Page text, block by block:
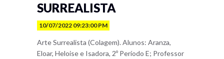
SURREALISTA
10/07/2022 09:23:00 PM
Arte Surrealista (Colagem). Alunos: Aranza,
Eloar, Heloise e Isadora, 2º Período E; Professor